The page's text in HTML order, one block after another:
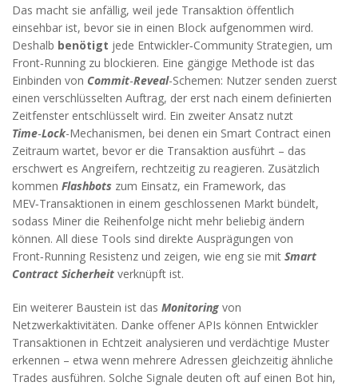
Das macht sie anfällig, weil jede Transaktion öffentlich
einsehbar ist, bevor sie in einen Block aufgenommen wird.
Deshalb benötigt jede Entwickler‑Community Strategien, um
Front‑Running zu blockieren. Eine gängige Methode ist das
Einbinden von Commit‑Reveal-Schemen: Nutzer senden zuerst
einen verschlüsselten Auftrag, der erst nach einem definierten
Zeitfenster entschlüsselt wird. Ein zweiter Ansatz nutzt
Time‑Lock-Mechanismen, bei denen ein Smart Contract einen
Zeitraum wartet, bevor er die Transaktion ausführt – das
erschwert es Angreifern, rechtzeitig zu reagieren. Zusätzlich
kommen Flashbots zum Einsatz, ein Framework, das
MEV‑Transaktionen in einem geschlossenen Markt bündelt,
sodass Miner die Reihenfolge nicht mehr beliebig ändern
können. All diese Tools sind direkte Ausprägungen von
Front‑Running Resistenz und zeigen, wie eng sie mit Smart
Contract Sicherheit verknüpft ist.
Ein weiterer Baustein ist das Monitoring von
Netzwerkaktivitäten. Danke offener APIs können Entwickler
Transaktionen in Echtzeit analysieren und verdächtige Muster
erkennen – etwa wenn mehrere Adressen gleichzeitig ähnliche
Trades ausführen. Solche Signale deuten oft auf einen Bot hin,